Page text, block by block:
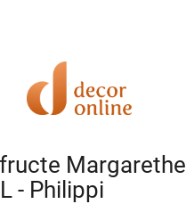
Margarethe
- Philippi